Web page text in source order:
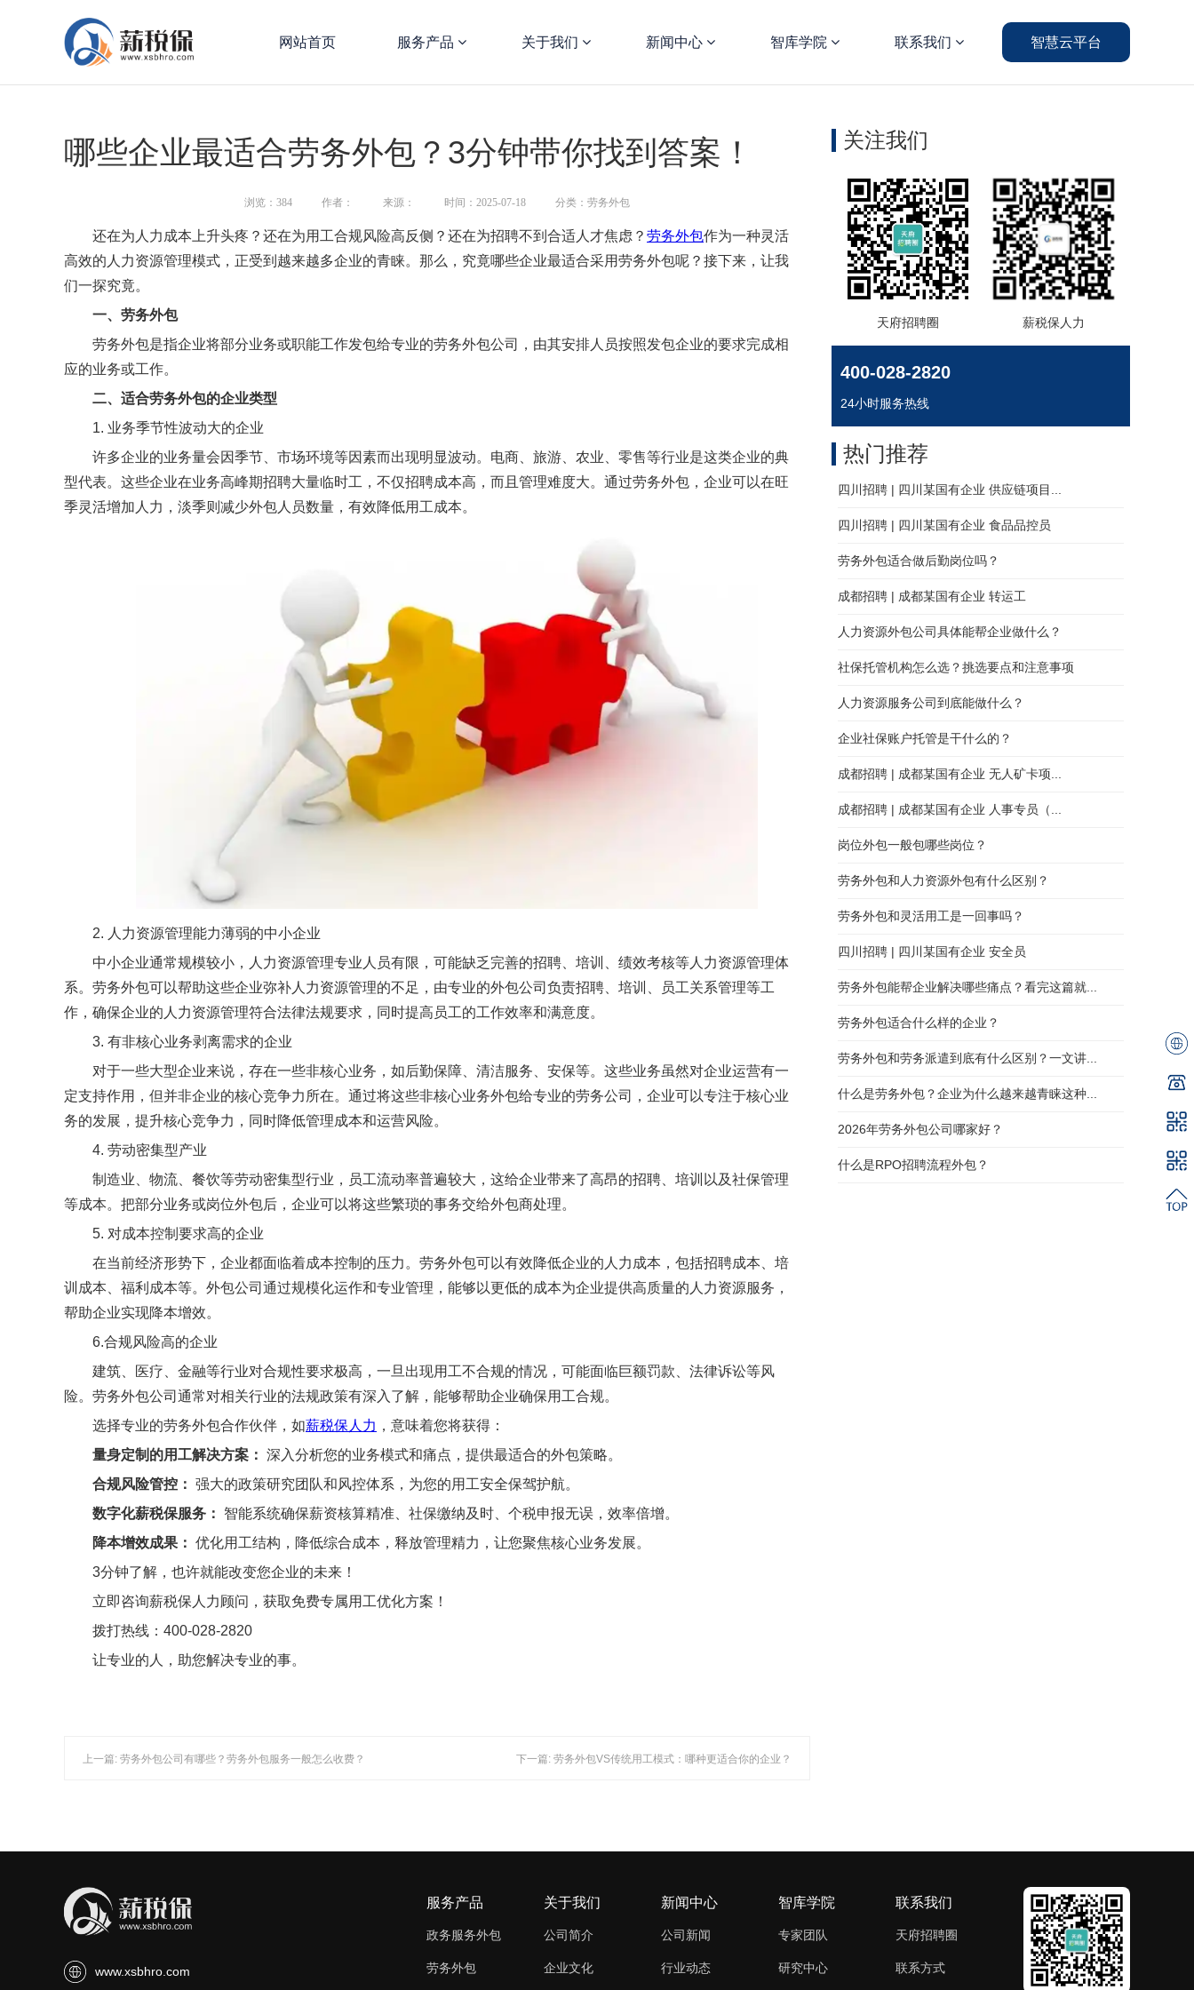
网站首页 服务产品 关于我们 新闻中心 智库学院 联系我们 智慧云平台
哪些企业最适合劳务外包？3分钟带你找到答案！
浏览： 384 作者： 来源： 时间：2025-07-18 分类：劳务外包
还在为人力成本上升头疼？还在为用工合规风险高反侧？还在为招聘不到合适人才焦虑？ 劳务外包作为一种灵活
高效的人力资源管理模式，正受到越来越多企业的青睐。那么，究竟哪些企业最适合采用劳务外包呢？接下来，让我
们一探究竟。
一、劳务外包
劳务外包是指企业将部分业务或职能工作发包给专业的劳务外包公司，由其安排人员按照发包企业的要求完成相
应的业务或工作。
二、 适合劳务外包的企业类型
1. 业务季节性波动大的企业
许多企业的业务量会因季节、市场环境等因素而出现明显波动。电商、旅游、农业、零售等行业是这类企业的典
型代表。这些企业在业务高峰期招聘大量临时工，不仅招聘成本高，而且管理难度大。通过劳务外包，企业可以在旺
季灵活增加人力，淡季则减少外包人员数量，有效降低用工成本。
2. 人力资源管理能力薄弱的中小企业
中小企业通常规模较小，人力资源管理专业人员有限，可能缺乏完善的招聘、培训、绩效考核等人力资源管理体
系。劳务外包可以帮助这些企业弥补人力资源管理的不足，由专业的外包公司负责招聘、培训、员工关系管理等工
作，确保企业的人力资源管理符合法律法规要求，同时提高员工的工作效率和满意度。
3. 有非核心业务剥离需求的企业
对于一些大型企业来说，存在一些非核心业务，如后勤保障、清洁服务、安保等。这些业务虽然对企业运营有一
定支持作用，但并非企业的核心竞争力所在。通过将这些非核心业务外包给专业的劳务公司，企业可以专注于核心业
务的发展，提升核心竞争力，同时降低管理成本和运营风险。
4. 劳动密集型产业
制造业、物流、餐饮等劳动密集型行业，员工流动率普遍较大，这给企业带来了高昂的招聘、培训以及社保管理
等成本。把部分业务或岗位外包后，企业可以将这些繁琐的事务交给外包商处理。
5. 对成本控制要求高的企业
在当前经济形势下，企业都面临着成本控制的压力。劳务外包可以有效降低企业的人力成本，包括招聘成本、培
训成本、福利成本等。外包公司通过规模化运作和专业管理，能够以更低的成本为企业提供高质量的人力资源服务，
帮助企业实现降本增效。
6.合规风险高的企业
建筑、医疗、金融等行业对合规性要求极高，一旦出现用工不合规的情况，可能面临巨额罚款、法律诉讼等风
险。劳务外包公司通常对相关行业的法规政策有深入了解，能够帮助企业确保用工合规。
选择专业的劳务外包合作伙伴，如薪税保人力 ，意味着您将获得：
量身定制的用工解决方案： 深入分析您的业务模式和痛点，提供最适合的外包策略。
合规风险管控： 强大的政策研究团队和风控体系，为您的用工安全保驾护航。
数字化薪税保服务：
智能系统确保薪资核算精准、社保缴纳及时、个税申报无误，效率倍增。
降本增效成果： 优化用工结构，降低综合成本，释放管理精力，让您聚焦核心业务发展。
3分钟了解，也许就能改变您企业的未来！
立即咨询薪税保人力顾问，获取免费专属用工优化方案！
拨打热线：400-028-2820
让专业的人，助您解决专业的事。
上一篇: 劳务外包公司有哪些？劳务外包服务一般怎么收费？ 下一篇: 劳务外包VS传统用工模式：哪种更适合你的企业？
关注我们
400-028-2820
24小时服务热线
四川招聘 | 四川某国有企业 供应链项目...
四川招聘 | 四川某国有企业 食品品控员
劳务外包适合做后勤岗位吗？
成都招聘 | 成都某国有企业 转运工
人力资源外包公司具体能帮企业做什么？
社保托管机构怎么选？挑选要点和注意事项
人力资源服务公司到底能做什么？
企业社保账户托管是干什么的？
成都招聘 | 成都某国有企业 无人矿卡项...
成都招聘 | 成都某国有企业 人事专员（...
岗位外包一般包哪些岗位？
劳务外包和人力资源外包有什么区别？
劳务外包和灵活用工是一回事吗？
四川招聘 | 四川某国有企业 安全员
劳务外包能帮企业解决哪些痛点？看完这篇就...
劳务外包适合什么样的企业？
劳务外包和劳务派遣到底有什么区别？一文讲...
什么是劳务外包？企业为什么越来越青睐这种...
2026年劳务外包公司哪家好？
什么是RPO招聘流程外包？
热门推荐
天府招聘圈 薪税保人力
www.xsbhro.com
服务产品
政务服务外包
劳务外包
关于我们
公司简介
企业文化
新闻中心
公司新闻
行业动态
智库学院
专家团队
研究中心
联系我们
天府招聘圈
联系方式